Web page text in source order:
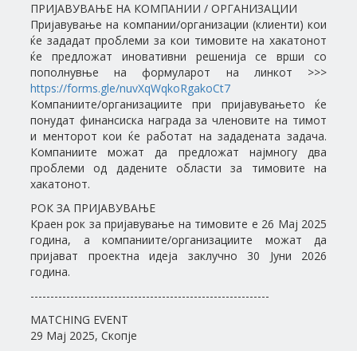
ПРИЈАВУВАЊЕ НА КОМПАНИИ / ОРГАНИЗАЦИИ
Пријавување на компании/организации (клиенти) кои
ќе зададат проблеми за кои тимовите на хакатонот
ќе предложат иновативни решенија се врши со
пополнувње на формуларот на линкот >>>
https://forms.gle/nuvXqWqkoRgakoCt7
Компаниите/организациите при пријавувањето ќе
понудат финансиска награда за членовите на тимот
и менторот кои ќе работат на зададената задача.
Компаниите можат да предложат најмногу два
проблеми од дадените области за тимовите на
хакатонот.
РОК ЗА ПРИЈАВУВАЊЕ
Краен рок за пријавување на тимовите е 26 Мај 2025
година, a компаниите/организациите можат да
пријават проектна идеја заклучно 30 Јуни 2026
година.
------------------------------------------------------------
MATCHING EVENT
29 Maj 2025, Скопје